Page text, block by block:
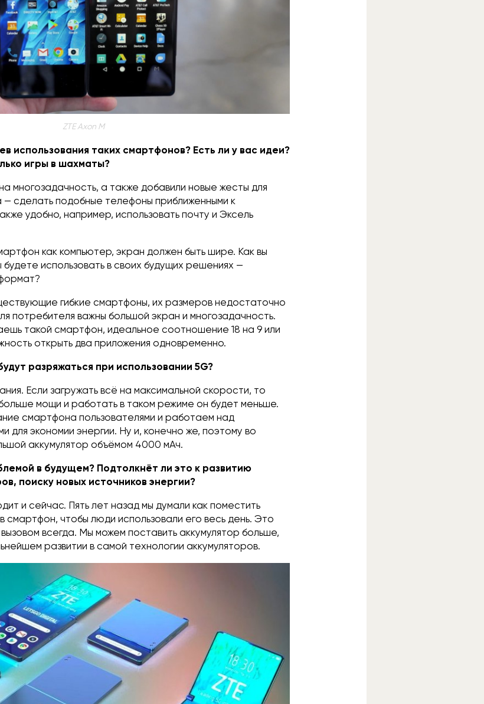
ZTE Axon M
использования таких смартфонов? Есть ли у вас идеи?
игры в шахматы?
многозадачность, а также добавили новые жесты для
сделать подобные телефоны приближенными к
удобно, например, использовать почту и Эксель
как компьютер, экран должен быть шире. Как вы
использовать в своих будущих решениях —
гибкие смартфоны, их размеров недостаточно
потребителя важны большой экран и многозадачность.
такой смартфон, идеальное соотношение 18 на 9 или
открыть два приложения одновременно.
разряжаться при использовании 5G?
Если загружать всё на максимальной скорости, то
мощи и работать в таком режиме он будет меньше.
смартфона пользователями и работаем над
для экономии энергии. Ну и, конечно же, поэтому во
аккумулятор объёмом 4000 мАч.
в будущем? Подтолкнёт ли это к развитию
поиску новых источников энергии?
и сейчас. Пять лет назад мы думали как поместить
смартфон, чтобы люди использовали его весь день. Это
всегда. Мы можем поставить аккумулятор больше,
развитии в самой технологии аккумуляторов.